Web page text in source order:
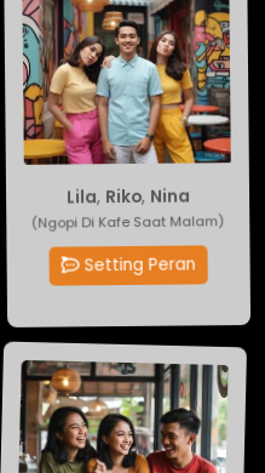
Lila,Riko,Nina
(Ngopi Di Kafe Saat Malam)
Setting Peran